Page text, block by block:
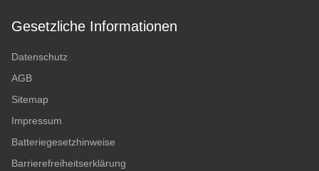
Gesetzliche Informationen
Datenschutz
AGB
Sitemap
Impressum
Batteriegesetzhinweise
Barrierefreiheitserklärung